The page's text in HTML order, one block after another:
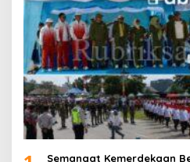
Semangat Kemerdekaan